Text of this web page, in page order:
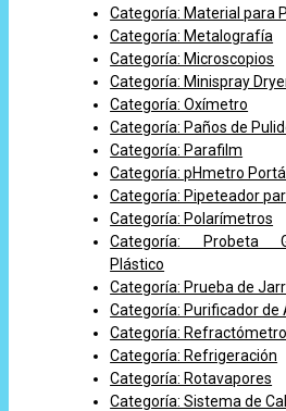
Categoría: Material para
Categoría: Metalografía
Categoría: Microscopios
Categoría: Minispray
Categoría: Oxímetro
Categoría: Paños de
Categoría: Parafilm
Categoría: pHmetro
Categoría: Pipeteador
Categoría: Polarímetros
Categoría: Probeta
Plástico
Categoría: Prueba de
Categoría: Purificador de
Categoría:
Categoría: Refrigeración
Categoría: Rotavapores
Categoría: Sistema de